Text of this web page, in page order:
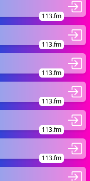
113.fm
113.fm
113.fm
113.fm
113.fm
113.fm